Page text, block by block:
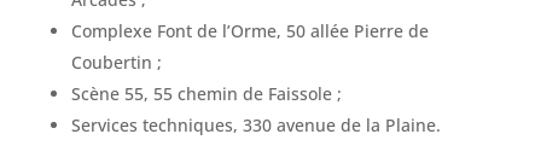
Complexe Font de l’Orme, 50 allée Pierre de
Coubertin ;
Scène 55, 55 chemin de Faissole ;
Services techniques, 330 avenue de la Plaine.